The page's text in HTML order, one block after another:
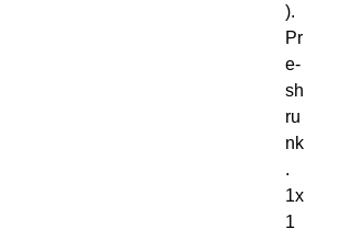
).
Pr
e-
sh
ru
nk
.
1x
1